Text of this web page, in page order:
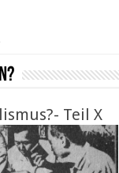
Teil X